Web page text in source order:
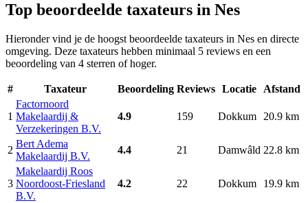
Top beoordeelde taxateurs in Nes
Hieronder vind je de hoogst beoordeelde taxateurs in Nes en directe
omgeving. Deze taxateurs hebben minimaal 5 reviews en een
beoordeling van 4 sterren of hoger.
# Taxateur Beoordeling Reviews Locatie Afstand
1
Factornoord
Makelaardij &
Verzekeringen B.V.
4.9 159 Dokkum 20.9 km
2
Bert Adema
Makelaardij B.V.
4.4 21 Damwâld 22.8 km
3
Makelaardij Roos
Noordoost-Friesland
B.V.
4.2 22 Dokkum 19.9 km